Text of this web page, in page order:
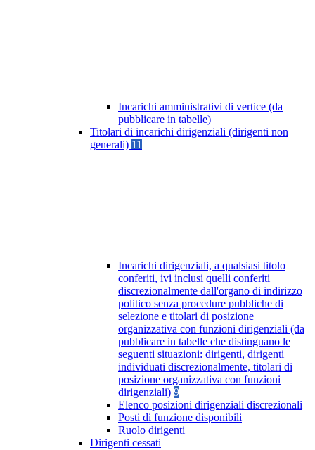
Incarichi amministrativi di vertice (da
pubblicare in tabelle)
Titolari di incarichi dirigenziali (dirigenti non
generali) 11
Incarichi dirigenziali, a qualsiasi titolo
conferiti, ivi inclusi quelli conferiti
discrezionalmente dall'organo di indirizzo
politico senza procedure pubbliche di
selezione e titolari di posizione
organizzativa con funzioni dirigenziali (da
pubblicare in tabelle che distinguano le
seguenti situazioni: dirigenti, dirigenti
individuati discrezionalmente, titolari di
posizione organizzativa con funzioni
dirigenziali) 9
Elenco posizioni dirigenziali discrezionali
Posti di funzione disponibili
Ruolo dirigenti
Dirigenti cessati